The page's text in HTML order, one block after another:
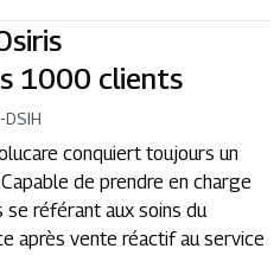
1000 clients
-DSIH
conquiert toujours un
de prendre en charge
référant aux soins du
après vente réactif au service